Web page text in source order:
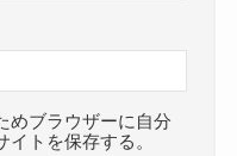
めブラウザーに自分
トを保存する。